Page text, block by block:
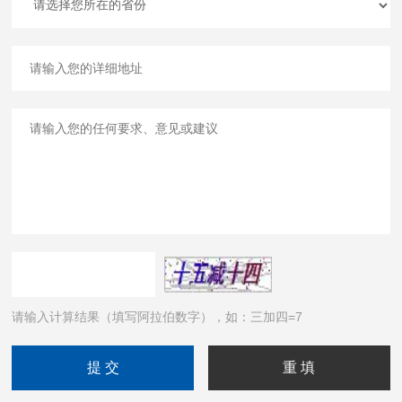
请输入计算结果（填写阿拉伯数字），如：三加四=7